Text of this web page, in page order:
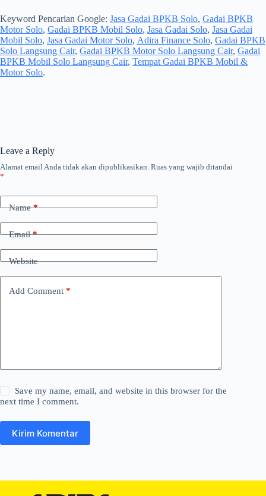
Keyword Pencarian Google: Jasa Gadai BPKB Solo, Gadai BPKB
Motor Solo, Gadai BPKB Mobil Solo, Jasa Gadai Solo, Jasa Gadai
Mobil Solo, Jasa Gadai Motor Solo, Adira Finance Solo, Gadai BPKB
Solo Langsung Cair, Gadai BPKB Motor Solo Langsung Cair, Gadai
BPKB Mobil Solo Langsung Cair, Tempat Gadai BPKB Mobil &
Motor Solo.
Leave a Reply
Alamat email Anda tidak akan dipublikasikan. Ruas yang wajib ditandai
*
Name*
Email*
Website
Add Comment *
Save my name, email, and website in this browser for the
next time I comment.
Kirim Komentar